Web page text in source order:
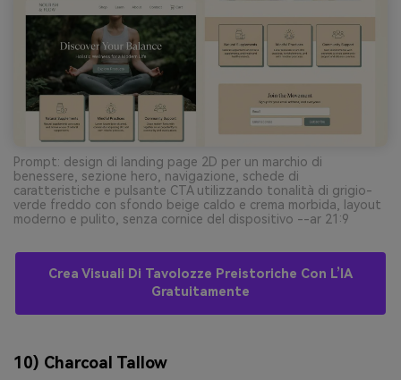
Prompt: design di landing page 2D per un marchio di
benessere, sezione hero, navigazione, schede di
caratteristiche e pulsante CTA utilizzando tonalità di grigio-
verde freddo con sfondo beige caldo e crema morbida, layout
moderno e pulito, senza cornice del dispositivo --ar 21:9
Crea Visuali Di Tavolozze Preistoriche Con L’IA
Gratuitamente
10) Charcoal Tallow